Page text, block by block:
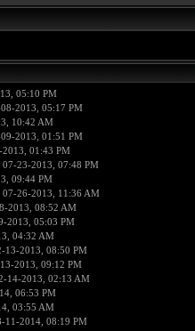
05:10 PM
2013, 05:17 PM
10:42 AM
2013, 01:51 PM
01:43 PM
07-23-2013, 07:48 PM
09:44 PM
07-26-2013, 11:36 AM
2013, 08:52 AM
2013, 05:03 PM
04:32 AM
13-2013, 08:50 PM
2013, 09:12 PM
14-2013, 02:13 AM
06:53 PM
03:55 AM
11-2014, 08:19 PM